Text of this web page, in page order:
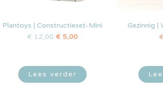
Plantoys | Constructieset-Mini
€ 12,00 €5,00
Lees verder
Gezinnig |
€